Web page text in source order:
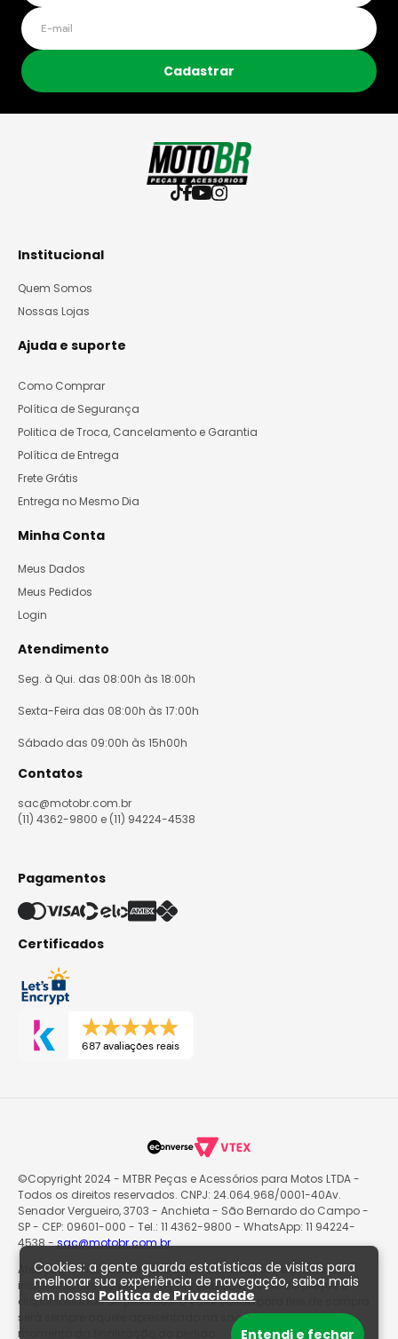
Cookies: a gente guarda estatísticas de visitas para
melhorar sua experiência de navegação, saiba mais
em nossa Política de Privacidade
Entendi e fechar
Cadastrar
Institucional
Quem Somos
Nossas Lojas
Ajuda e suporte
Como Comprar
Política de Segurança
Politica de Troca, Cancelamento e Garantia
Política de Entrega
Frete Grátis
Entrega no Mesmo Dia
Minha Conta
Meus Dados
Meus Pedidos
Login
Atendimento
Seg. à Qui. das 08:00h às 18:00h
Sexta-Feira das 08:00h às 17:00h
Sábado das 09:00h às 15h00h
Contatos
sac@motobr.com.br
(11) 4362-9800 e (11) 94224-4538
Pagamentos
Certificados
687 avaliações reais
©Copyright 2024 - MTBR Peças e Acessórios para Motos LTDA -
Todos os direitos reservados. CNPJ: 24.064.968/0001-40Av.
Senador Vergueiro, 3703 - Anchieta - São Bernardo do Campo -
SP - CEP: 09601-000 - Tel.: 11 4362-9800 - WhatsApp: 11 94224-
4538 -sac@motobr.com.br
Atenção: O site poderá passar por atualizações e eventuais
instabilidades nas informações exibidas, incluindo preços e
disponibilidade de produtos. O valor válido para fins de compra
será sempre aquele apresentado na sacola de produtos no
momento da finalização do pedido.